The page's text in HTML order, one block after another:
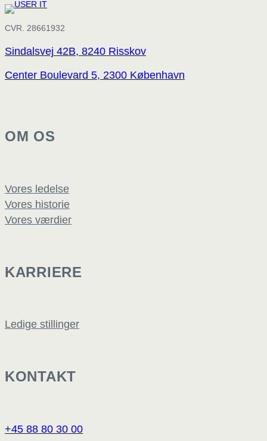
CVR. 28661932
Sindalsvej 42B, 8240 Risskov
Center Boulevard 5, 2300 København
OM OS
Vores ledelse
Vores historie
Vores værdier
KARRIERE
Ledige stillinger
KONTAKT
+45 88 80 30 00